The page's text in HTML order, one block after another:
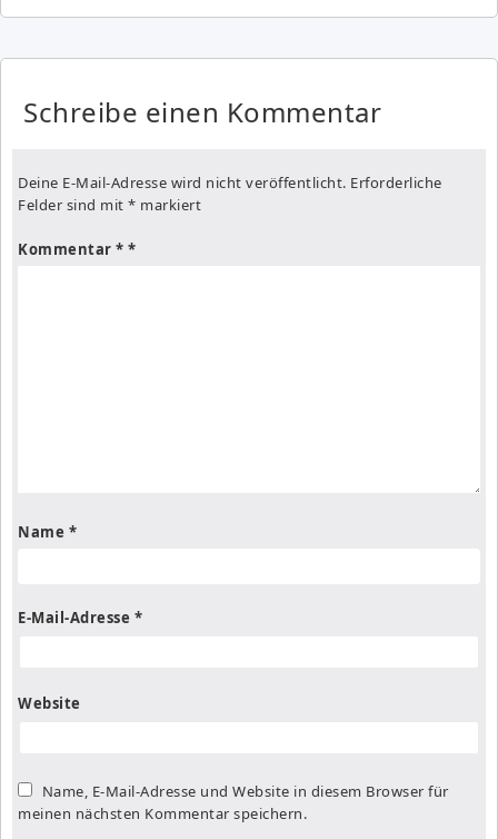
Schreibe einen Kommentar
Deine E-Mail-Adresse wird nicht veröffentlicht. Erforderliche
Felder sind mit * markiert
Kommentar *
Name *
E-Mail-Adresse *
Website
Name, E-Mail-Adresse und Website in diesem Browser für
meinen nächsten Kommentar speichern.